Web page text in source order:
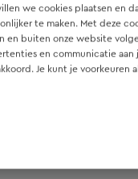
we cookies plaatsen en
te maken. Met deze
buiten onze website
en communicatie aan
Je kunt je voorkeuren
ontwerp,
actief mee met alle
in de ontwerpfase
als